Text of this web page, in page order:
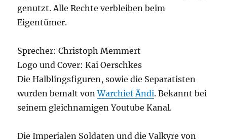
genutzt. Alle Rechte verbleiben beim
Eigentümer.
Sprecher: Christoph Memmert
Logo und Cover: Kai Oerschkes
Die Halblingsfiguren, sowie die Separatisten
wurden bemalt vonWarchief Ändi. Bekannt bei
seinem gleichnamigen Youtube Kanal.
Die Imperialen Soldaten und die Valkyre von